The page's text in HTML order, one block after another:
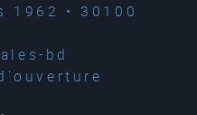
1962 • 30100
bd